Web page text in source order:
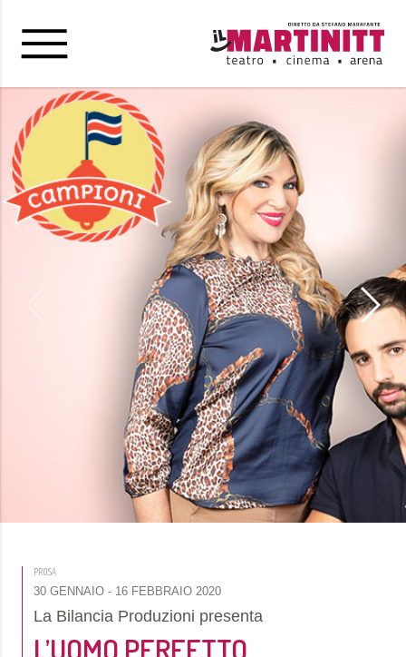
PROSA
30 GENNAIO - 16 FEBBRAIO 2020
La Bilancia Produzioni presenta
L’UOMO PERFETTO